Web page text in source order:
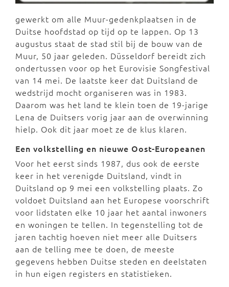
gewerkt om alle Muur-gedenkplaatsen in de
Duitse hoofdstad op tijd op te lappen. Op 13
augustus staat de stad stil bij de bouw van de
Muur, 50 jaar geleden. Düsseldorf bereidt zich
ondertussen voor op het Eurovisie Songfestival
van 14 mei. De laatste keer dat Duitsland de
wedstrijd mocht organiseren was in 1983.
Daarom was het land te klein toen de 19-jarige
Lena de Duitsers vorig jaar aan de overwinning
hielp. Ook dit jaar moet ze de klus klaren.
Een volkstelling en nieuwe Oost-Europeanen
Voor het eerst sinds 1987, dus ook de eerste
keer in het verenigde Duitsland, vindt in
Duitsland op 9 mei een volkstelling plaats. Zo
voldoet Duitsland aan het Europese voorschrift
voor lidstaten elke 10 jaar het aantal inwoners
en woningen te tellen. In tegenstelling tot de
jaren tachtig hoeven niet meer alle Duitsers
aan de telling mee te doen, de meeste
gegevens hebben Duitse steden en deelstaten
in hun eigen registers en statistieken.